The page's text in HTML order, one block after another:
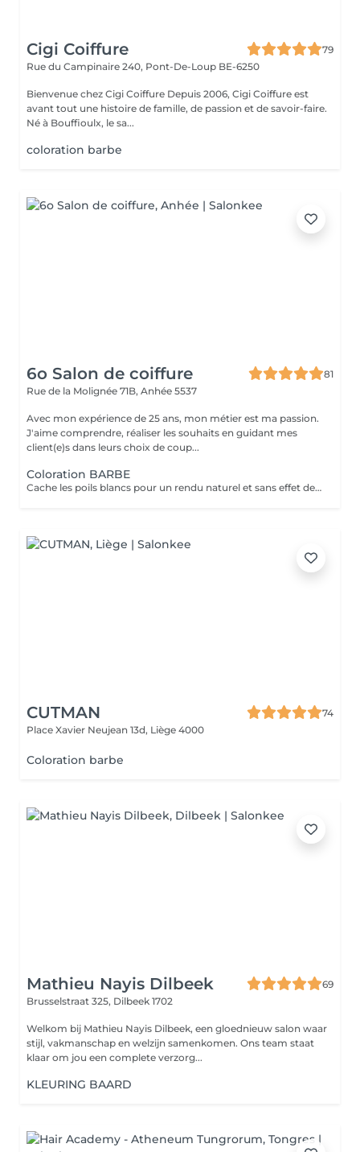
Cigi Coiffure
79
Rue du Campinaire 240, Pont-De-Loup BE-6250
Bienvenue chez Cigi Coiffure Depuis 2006, Cigi Coiffure est
avant tout une histoire de famille, de passion et de savoir-faire.
Né à Bouffioulx, le sa...
coloration barbe
6o Salon de coiffure
81
Rue de la Molignée 71B, Anhée 5537
Avec mon expérience de 25 ans, mon métier est ma passion.
J'aime comprendre, réaliser les souhaits en guidant mes
client(e)s dans leurs choix de coup...
Coloration BARBE
Cache les poils blancs pour un rendu naturel et sans effet de repousse.
CUTMAN
74
Place Xavier Neujean 13d, Liège 4000
Coloration barbe
Mathieu Nayis Dilbeek
69
Brusselstraat 325, Dilbeek 1702
Welkom bij Mathieu Nayis Dilbeek, een gloednieuw salon waar
stijl, vakmanschap en welzijn samenkomen. Ons team staat
klaar om jou een complete verzorg...
KLEURING BAARD